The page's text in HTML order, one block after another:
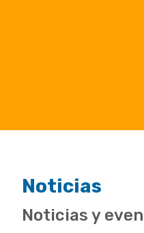
Noticias
Noticias y